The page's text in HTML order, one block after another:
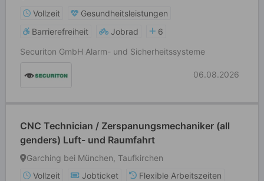
Vollzeit
Gesundheitsleistungen
Barrierefreiheit
Jobrad
6
Securiton GmbH Alarm- und Sicherheitssysteme
06.08.2026
CNC Technician / Zerspanungsmechaniker (all
genders) Luft- und Raumfahrt
Garching bei München, Taufkirchen
Vollzeit
Jobticket
Flexible Arbeitszeiten